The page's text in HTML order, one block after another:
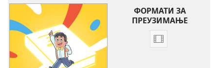
ФОРМАТИ ЗА
ПРЕУЗИМАЊЕ
Формати